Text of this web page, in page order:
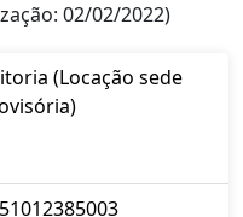
02/02/2022)
(Locação sede